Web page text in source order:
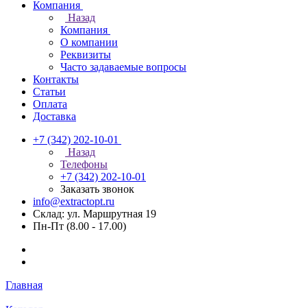
Компания
Назад
Компания
О компании
Реквизиты
Часто задаваемые вопросы
Контакты
Статьи
Оплата
Доставка
+7 (342) 202-10-01
Назад
Телефоны
+7 (342) 202-10-01
Заказать звонок
info@extractopt.ru
Склад: ул. Маршрутная 19
Пн-Пт (8.00 - 17.00)
Главная